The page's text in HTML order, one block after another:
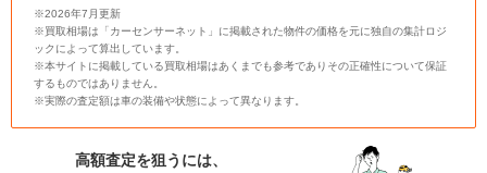
※2026年7月更新
※買取相場は「カーセンサーネット」に掲載された物件の価格を元に独自の集計ロジ
ックによって算出しています。
※本サイトに掲載している買取相場はあくまでも参考でありその正確性について保証
するものではありません。
※実際の査定額は車の装備や状態によって異なります。
高額査定を狙うには、